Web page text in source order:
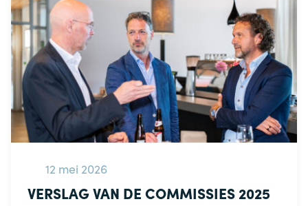
12 mei 2026
VERSLAG VAN DE COMMISSIES 2025